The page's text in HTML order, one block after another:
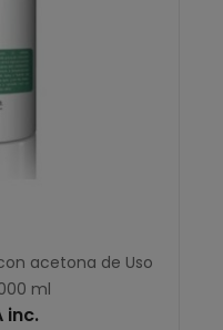
acetona de Uso
ml
inc.